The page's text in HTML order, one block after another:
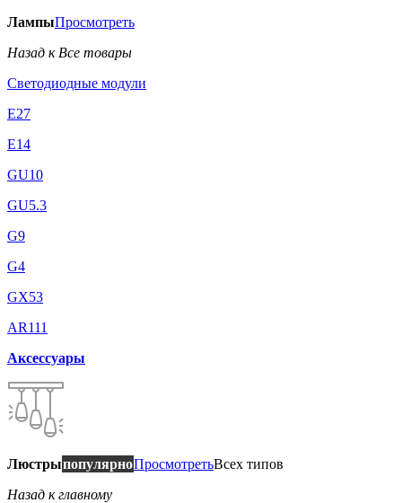
ЛампыПросмотреть
Назад к Все товары
Светодиодные модули
E27
E14
GU10
GU5.3
G9
G4
GX53
AR111
Аксессуары
ЛюстрыпопулярноПросмотретьВсех типов
Назад к главному